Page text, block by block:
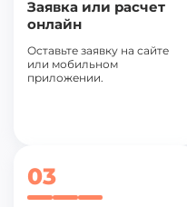
Заявка или расчет
онлайн
Оставьте заявку на сайте
или мобильном
приложении.
03